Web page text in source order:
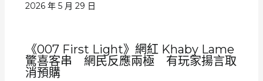
2026 年 5 月 29 日
《007 First Light》網紅 Khaby Lame
驚喜客串 網民反應兩極 有玩家揚言取
消預購